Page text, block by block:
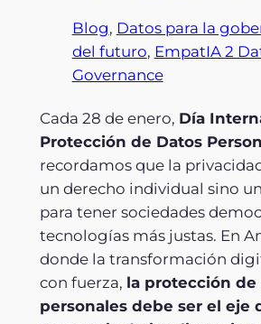
Blog, Datos para la
del futuro, EmpatIA 2
Governance
Cada 28 de enero, Día
Protección de Datos
recordamos que la
un derecho individual sino
para tener sociedades
tecnologías más justas. En
donde la transformación
con fuerza, la protección de
personales debe ser el eje